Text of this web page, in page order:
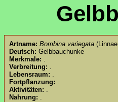
Artname: Bombina variegata
Deutsch: Gelbbauchunke
Merkmale: .
Verbreitung: .
Lebensraum: .
Fortpflanzung: .
Aktivitäten: .
Nahrung: .